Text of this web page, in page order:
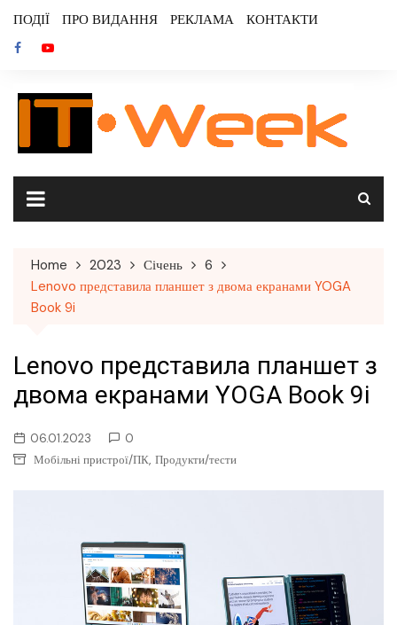
content
ПОДІЇ ПРО ВИДАННЯ РЕКЛАМА КОНТАКТИ
Home 2023 Січень
6
Lenovo представила планшет з двома екранами YOGA
Book 9i
Lenovo представила планшет з
двома екранами YOGA Book 9i
06.01.2023
0
Мобільні пристрої/ПК, Продукти/тести